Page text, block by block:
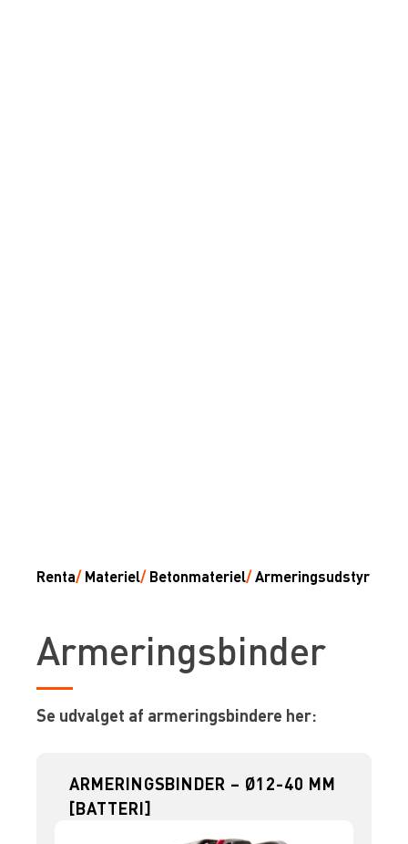
Renta/ Materiel/ Betonmateriel/Armeringsudstyr
Armeringsbinder
Se udvalget af armeringsbindere her:
ARMERINGSBINDER – Ø12-40 MM
[BATTERI]